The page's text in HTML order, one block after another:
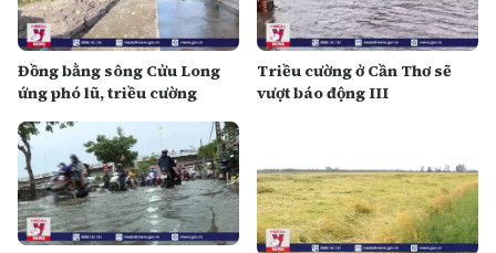
Đồng bằng sông Cửu Long
ứng phó lũ, triều cường
Triều cường ở Cần Thơ sẽ
vượt báo động III